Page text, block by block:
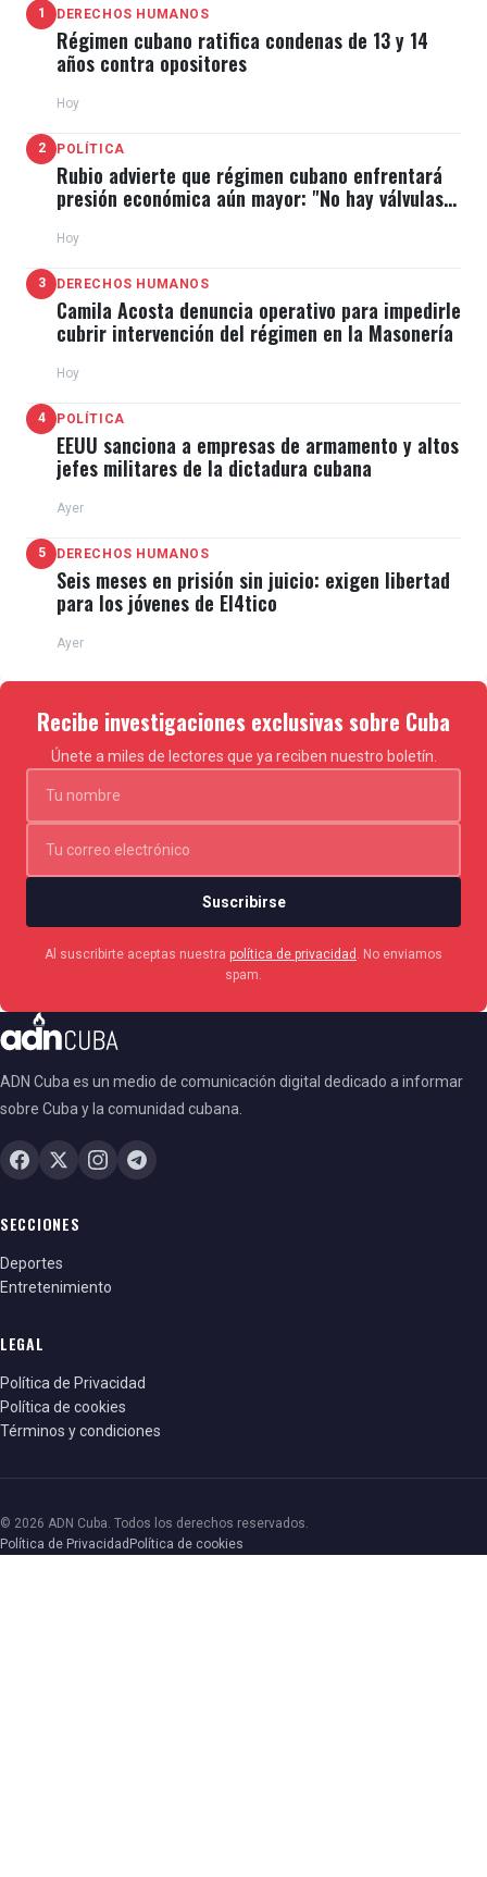
1 DERECHOS HUMANOS
Régimen cubano ratifica condenas de 13 y 14
años contra opositores
Hoy
2 POLÍTICA
Rubio advierte que régimen cubano enfrentará
presión económica aún mayor: "No hay válvulas
Hoy
3 DERECHOS HUMANOS
Camila Acosta denuncia operativo para impedirle
cubrir intervención del régimen en la Masonería
Hoy
4 POLÍTICA
EEUU sanciona a empresas de armamento y altos
jefes militares de la dictadura cubana
Ayer
5 DERECHOS HUMANOS
Seis meses en prisión sin juicio: exigen libertad
para los jóvenes de El4tico
Ayer
Recibe investigaciones exclusivas sobre Cuba
Únete a miles de lectores que ya reciben nuestro boletín.
Suscribirse
Al suscribirte aceptas nuestra política de privacidad
. No enviamos
spam.
ADN Cuba es un medio de comunicación digital dedicado a informar
sobre Cuba y la comunidad cubana.
SECCIONES
Deportes
Entretenimiento
LEGAL
Política de Privacidad
Política de cookies
Términos y condiciones
© 2026 ADN Cuba. Todos los derechos reservados.
Política de Privacidad Política de cookies